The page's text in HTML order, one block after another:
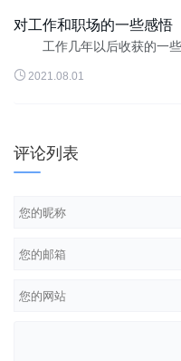
对工作和职场的一些感悟
工作几年以后收获的一
 2021.08.01
评论列表